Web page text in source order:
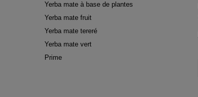
Yerba mate à base de plantes
Yerba mate fruit
Yerba mate tereré
Yerba mate vert
Prime